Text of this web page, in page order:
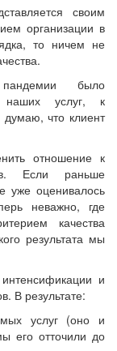
своим
организации в
то ничем не
было
наших услуг, к
что клиент
отношение к
Если раньше
уже оценивалось
неважно, где
качества
результата мы
и
В результате:
услуг (оно и
его отточили до